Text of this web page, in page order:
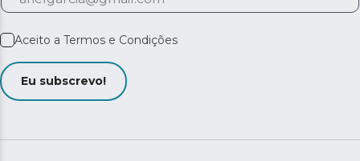
Aceito a Termos e Condições
Eu subscrevo!